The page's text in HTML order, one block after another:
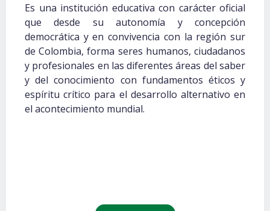
Es una institución educativa con carácter oficial
que desde su autonomía y concepción
democrática y en convivencia con la región sur
de Colombia, forma seres humanos, ciudadanos
y profesionales en las diferentes áreas del saber
y del conocimiento con fundamentos éticos y
espíritu crítico para el desarrollo alternativo en
el acontecimiento mundial.